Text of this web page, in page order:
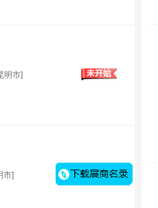
明市]
市]